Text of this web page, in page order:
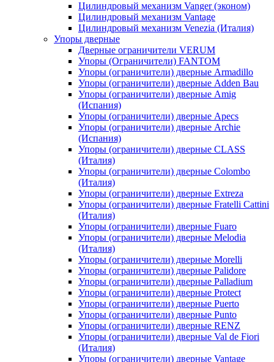
Цилиндровый механизм Vanger (эконом)
Цилиндровый механизм Vantage
Цилиндровый механизм Venezia (Италия)
Упоры дверные
Дверные ограничители VERUM
Упоры (Ограничители) FANTOM
Упоры (ограничители) дверные Armadillo
Упоры (ограничители) дверные Adden Bau
Упоры (ограничители) дверные Amig
(Испания)
Упоры (ограничители) дверные Apecs
Упоры (ограничители) дверные Archie
(Испания)
Упоры (ограничители) дверные CLASS
(Италия)
Упоры (ограничители) дверные Colombo
(Италия)
Упоры (ограничители) дверные Extreza
Упоры (ограничители) дверные Fratelli Cattini
(Италия)
Упоры (ограничители) дверные Fuaro
Упоры (ограничители) дверные Melodia
(Италия)
Упоры (ограничители) дверные Morelli
Упоры (ограничители) дверные Palidore
Упоры (ограничители) дверные Palladium
Упоры (ограничители) дверные Protect
Упоры (ограничители) дверные Puerto
Упоры (ограничители) дверные Punto
Упоры (ограничители) дверные RENZ
Упоры (ограничители) дверные Val de Fiori
(Италия)
Упоры (ограничители) дверные Vantage